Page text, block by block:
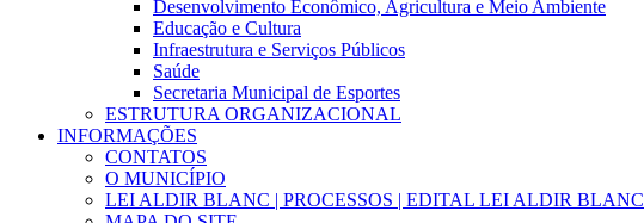
Desenvolvimento Econômico, Agricultura e Meio Ambiente
Educação e Cultura
Infraestrutura e Serviços Públicos
Saúde
Secretaria Municipal de Esportes
ESTRUTURA ORGANIZACIONAL
INFORMAÇÕES
CONTATOS
O MUNICÍPIO
LEI ALDIR BLANC | PROCESSOS | EDITAL LEI ALDIR BLANC